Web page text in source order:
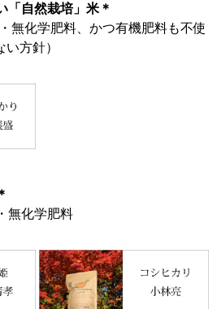
「自然栽培」米＊
無化学肥料、かつ有機肥料も不使
方針）
無化学肥料